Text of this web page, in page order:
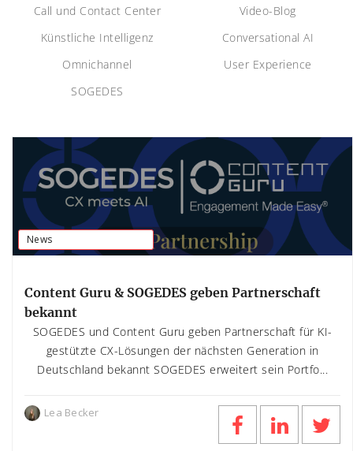
Call und Contact Center
Video-Blog
Künstliche Intelligenz
Conversational AI
Omnichannel
User Experience
SOGEDES
News
Content Guru & SOGEDES geben Partnerschaft
bekannt
SOGEDES und Content Guru geben Partnerschaft für KI-
gestützte CX-Lösungen der nächsten Generation in
Deutschland bekannt SOGEDES erweitert sein Portfo...
Lea Becker